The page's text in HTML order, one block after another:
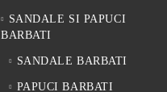
SANDALE SI PAPUCI
BARBATI
SANDALE BARBATI
PAPUCI BARBATI